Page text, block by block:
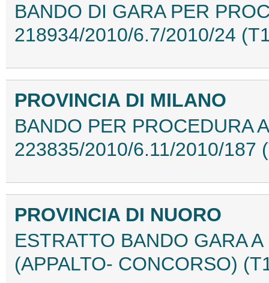
BANDO DI GARA PER
218934/2010/6.7/2010/24
PROVINCIA DI MILANO
BANDO PER PROCEDURA
223835/2010/6.11/2010/187
PROVINCIA DI NUORO
ESTRATTO BANDO GARA
(APPALTO- CONCORSO)